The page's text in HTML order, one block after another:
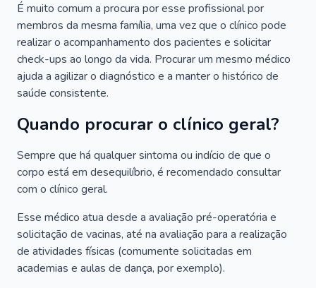
É muito comum a procura por esse profissional por
membros da mesma família, uma vez que o clínico pode
realizar o acompanhamento dos pacientes e solicitar
check-ups ao longo da vida. Procurar um mesmo médico
ajuda a agilizar o diagnóstico e a manter o histórico de
saúde consistente.
Quando procurar o clínico geral?
Sempre que há qualquer sintoma ou indício de que o
corpo está em desequilíbrio, é recomendado consultar
com o clínico geral.
Esse médico atua desde a avaliação pré-operatória e
solicitação de vacinas, até na avaliação para a realização
de atividades físicas (comumente solicitadas em
academias e aulas de dança, por exemplo).